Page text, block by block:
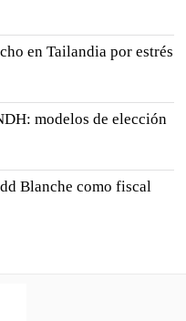
en Tailandia por estrés
modelos de elección
Blanche como fiscal